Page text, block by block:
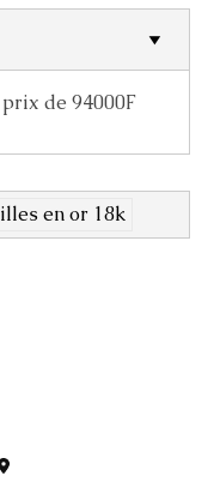
de 94000F
en or 18k